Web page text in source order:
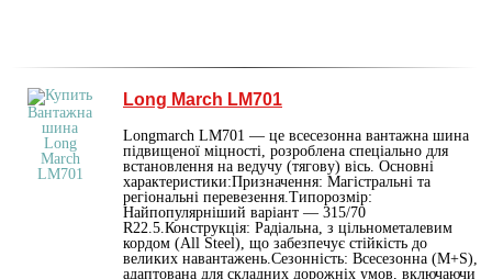
Long March LM701
Longmarch LM701 — це всесезонна вантажна шина
підвищеної міцності, розроблена спеціально для
встановлення на ведучу (тягову) вісь. Основні
характеристики:Призначення: Магістральні та
регіональні перевезення.Типорозмір:
Найпопулярніший варіант — 315/70
R22.5.Конструкція: Радіальна, з цільнометалевим
кордом (All Steel), що забезпечує стійкість до
великих навантажень.Сезонність: Всесезонна (M+S),
адаптована для складних дорожніх умов, включаючи